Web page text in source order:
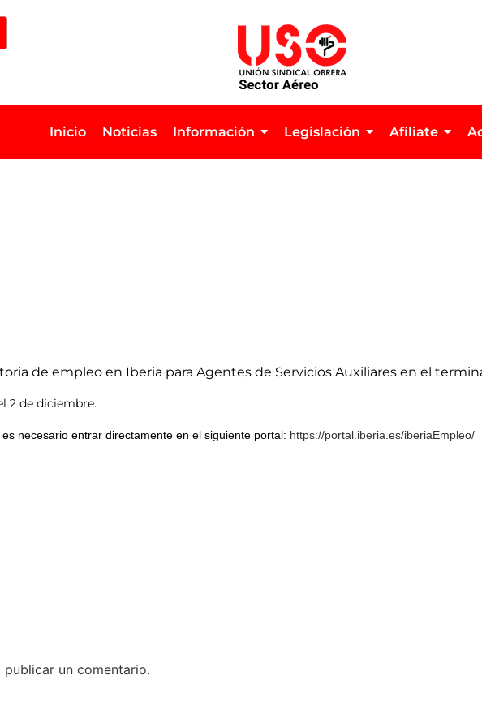
Inicio Noticias Información Legislación Afíliate
de empleo en Iberia para Agentes de Servicios Auxiliares en el
2 de diciembre.
necesario entrar directamente en el siguiente portal: https://portal.iberia.es/iberiaEmpleo/
publicar un comentario.